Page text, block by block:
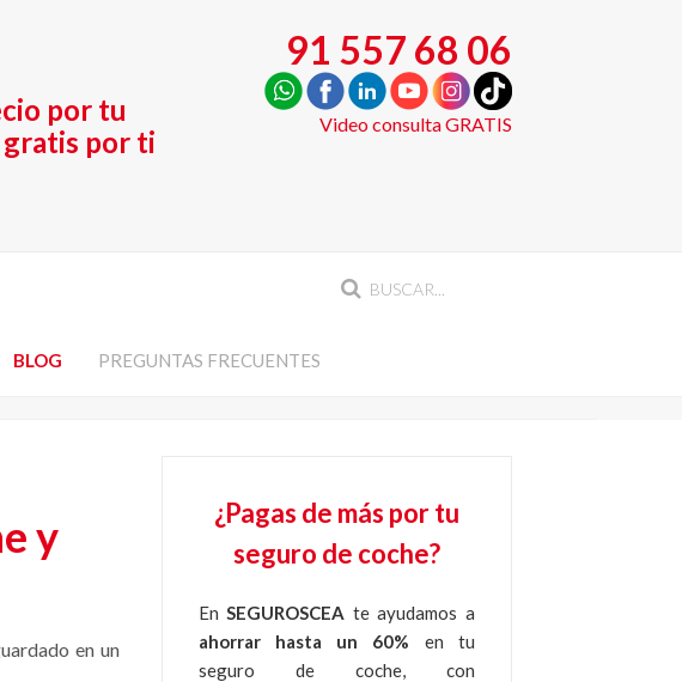
91 557 68 06
Video consulta GRATIS
por tu
gratis por ti
BLOG PREGUNTAS FRECUENTES
y
en un
¿Pagas de más por tu
seguro de coche?
EnSEGUROSCEA te ayudamos a
ahorrar hasta un 60% en tu
seguro de coche, con